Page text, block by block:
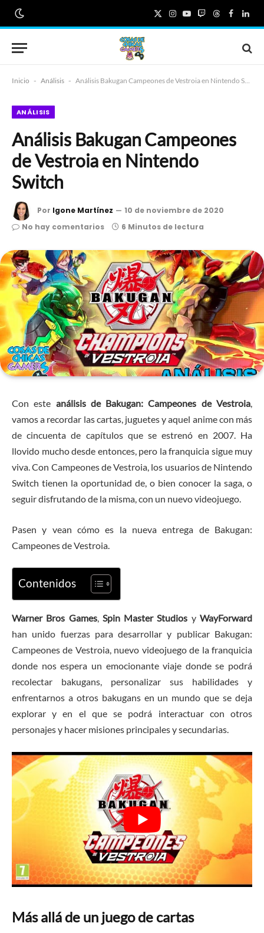
X
(Twitter)
Instagram
YouTube
TwitchThreads
Inicio - Análisis - Análisis Bakugan Campeones de Vestroia en Nintendo Switch
ANÁLISIS
Análisis Bakugan Campeones
de Vestroia en Nintendo
Switch
Por Igone Martínez
10 de noviembre de 2020
No hay comentarios
6 Minutos de lectura
Con este análisis de Bakugan: Campeones de Vestroia,
vamos a recordar las cartas, juguetes y aquel anime con más
de cincuenta de capítulos que se estrenó en 2007. Ha
llovido mucho desde entonces, pero la franquicia sigue muy
viva. Con Campeones de Vestroia, los usuarios de Nintendo
Switch tienen la oportunidad de, o bien conocer la saga, o
seguir disfrutando de la misma, con un nuevo videojuego.
Pasen y vean cómo es la nueva entrega de Bakugan:
Campeones de Vestroia.
Contenidos
Warner Bros Games, Spin Master Studios yWayForward
han unido fuerzas para desarrollar y publicar Bakugan:
Campeones de Vestroia, nuevo videojuego de la franquicia
donde nos espera un emocionante viaje donde se podrá
recolectar bakugans, personalizar sus habilidades y
enfrentarnos a otros bakugans en un mundo que se deja
explorar y en el que se podrá interactuar con otros
personajes y hacer misiones principales y secundarias.
Más allá de un juego de cartas